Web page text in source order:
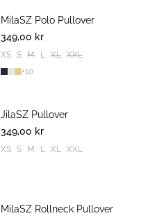
2 FOR 600 SEK
MilaSZ Polo Pullover
349,00 kr
XS S M L XL XXL
+10
NYHET
2 FOR 600 SEK
JilaSZ Pullover
349,00 kr
XS S M L XL XXL
2 FOR 600 SEK
MilaSZ Rollneck Pullover